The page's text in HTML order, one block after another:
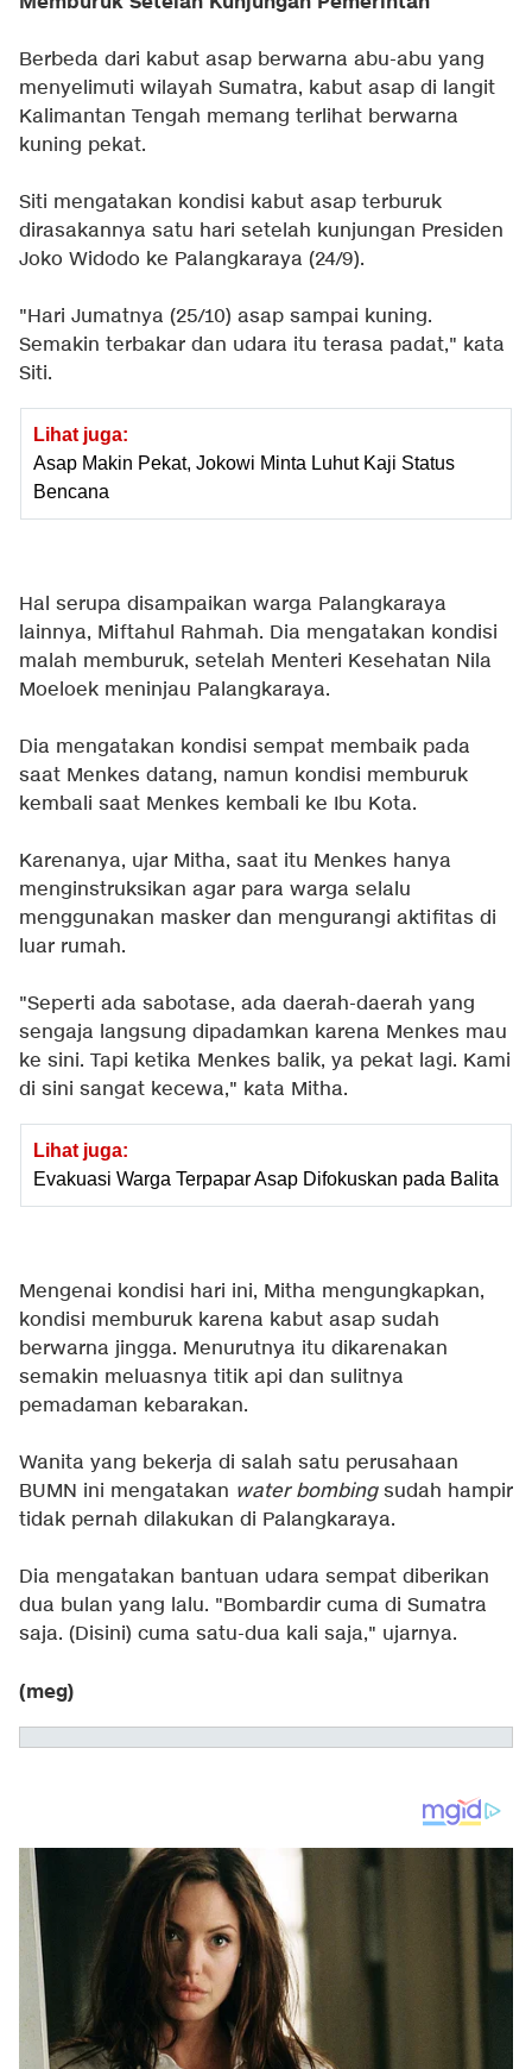
Berbeda dari kabut asap berwarna abu-abu yang
menyelimuti wilayah Sumatra, kabut asap di langit
Kalimantan Tengah memang terlihat berwarna
kuning pekat.
Siti mengatakan kondisi kabut asap terburuk
dirasakannya satu hari setelah kunjungan Presiden
Joko Widodo ke Palangkaraya (24/9).
"Hari Jumatnya (25/10) asap sampai kuning.
Semakin terbakar dan udara itu terasa padat," kata
Siti.
Lihat juga:
Asap Makin Pekat, Jokowi Minta Luhut Kaji Status
Bencana
Hal serupa disampaikan warga Palangkaraya
lainnya, Miftahul Rahmah. Dia mengatakan kondisi
malah memburuk, setelah Menteri Kesehatan Nila
Moeloek meninjau Palangkaraya.
Dia mengatakan kondisi sempat membaik pada
saat Menkes datang, namun kondisi memburuk
kembali saat Menkes kembali ke Ibu Kota.
Karenanya, ujar Mitha, saat itu Menkes hanya
menginstruksikan agar para warga selalu
menggunakan masker dan mengurangi aktifitas di
luar rumah.
"Seperti ada sabotase, ada daerah-daerah yang
sengaja langsung dipadamkan karena Menkes mau
ke sini. Tapi ketika Menkes balik, ya pekat lagi. Kami
di sini sangat kecewa," kata Mitha.
Lihat juga:
Evakuasi Warga Terpapar Asap Difokuskan pada Balita
Mengenai kondisi hari ini, Mitha mengungkapkan,
kondisi memburuk karena kabut asap sudah
berwarna jingga. Menurutnya itu dikarenakan
semakin meluasnya titik api dan sulitnya
pemadaman kebarakan.
Wanita yang bekerja di salah satu perusahaan
BUMN ini mengatakan water bombingsudah hampir
tidak pernah dilakukan di Palangkaraya.
Dia mengatakan bantuan udara sempat diberikan
dua bulan yang lalu. "Bombardir cuma di Sumatra
saja. (Disini) cuma satu-dua kali saja," ujarnya.
(meg)